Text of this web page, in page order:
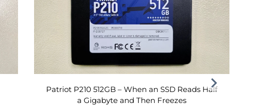
Patriot P210 512GB – When an SSD Reads Half
a Gigabyte and Then Freezes